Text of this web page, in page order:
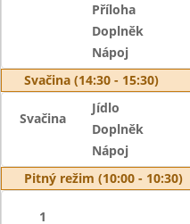
Příloha
Doplněk
Nápoj
Svačina (14:30 - 15:30)
Svačina
Jídlo
Doplněk
Nápoj
Pitný režim (10:00 - 10:30)
1